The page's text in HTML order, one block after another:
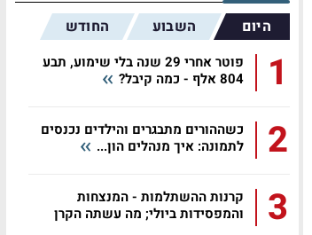
היום השבוע החודש
1
פוטר אחרי 29 שנה בלי שימוע, תבע
804 אלף - כמה קיבל?
2
כשההורים מתבגרים והילדים נכנסים
לתמונה: איך מנהלים הון...
3
קרנות ההשתלמות - המנצחות
והמפסידות ביולי; מה עשתה הקרן